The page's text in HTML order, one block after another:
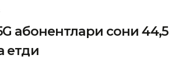
абонентлари сони 44,5
етди